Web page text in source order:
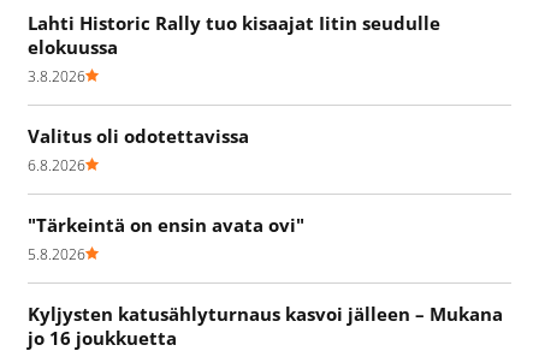
Lahti Historic Rally tuo kisaajat Iitin seudulle
elokuussa
3.8.2026
Valitus oli odotettavissa
6.8.2026
"Tärkeintä on ensin avata ovi"
5.8.2026
Kyljysten katusählyturnaus kasvoi jälleen – Mukana
jo 16 joukkuetta